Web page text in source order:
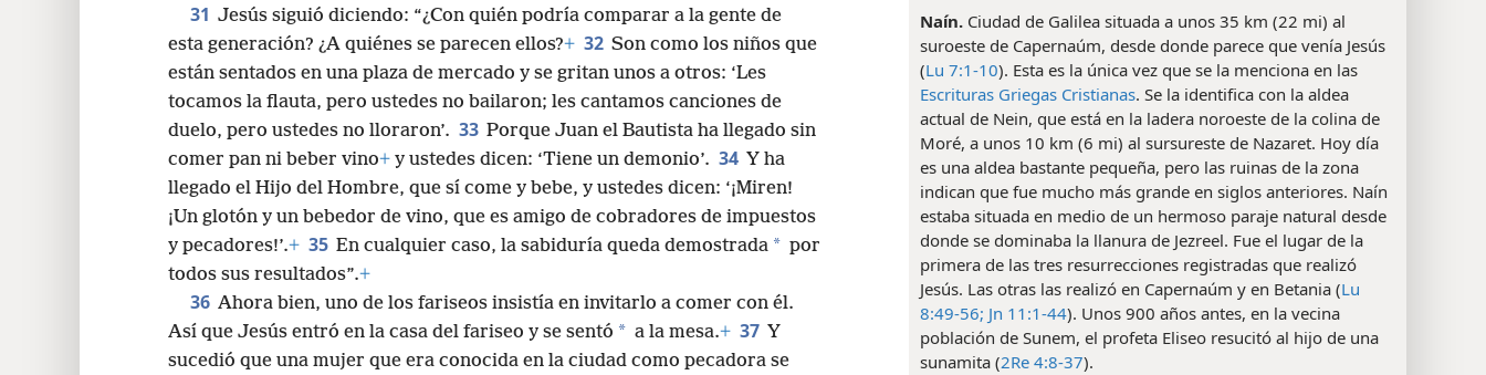
Naín. Ciudad de Galilea situada a unos 35 km (22 mi) al
suroeste de Capernaúm, desde donde parece que venía Jesús
(Lu 7:1-10). Esta es la única vez que se la menciona en las
Escrituras Griegas Cristianas. Se la identifica con la aldea
actual de Nein, que está en la ladera noroeste de la colina de
Moré, a unos 10 km (6 mi) al sursureste de Nazaret. Hoy día
es una aldea bastante pequeña, pero las ruinas de la zona
indican que fue mucho más grande en siglos anteriores. Naín
estaba situada en medio de un hermoso paraje natural desde
donde se dominaba la llanura de Jezreel. Fue el lugar de la
primera de las tres resurrecciones registradas que realizó
Jesús. Las otras las realizó en Capernaúm y en Betania (Lu
8:49-56; Jn 11:1-44). Unos 900 años antes, en la vecina
población de Sunem, el profeta Eliseo resucitó al hijo de una
sunamita (2Re 4:8-37).
31 Jesús siguió diciendo: “¿Con quién podría comparar a la gente de
esta generación? ¿A quiénes se parecen ellos?+ 32 Son como los niños que
están sentados en una plaza de mercado y se gritan unos a otros: ‘Les
tocamos la flauta, pero ustedes no bailaron; les cantamos canciones de
duelo, pero ustedes no lloraron’. 33 Porque Juan el Bautista ha llegado sin
comer pan ni beber vino+ y ustedes dicen: ‘Tiene un demonio’. 34 Y ha
llegado el Hijo del Hombre, que sí come y bebe, y ustedes dicen: ‘¡Miren!
¡Un glotón y un bebedor de vino, que es amigo de cobradores de impuestos
y pecadores!’.+ 35 En cualquier caso, la sabiduría queda demostrada * por
todos sus resultados”.+
36 Ahora bien, uno de los fariseos insistía en invitarlo a comer con él.
Así que Jesús entró en la casa del fariseo y se sentó * a la mesa.+ 37 Y
sucedió que una mujer que era conocida en la ciudad como pecadora se